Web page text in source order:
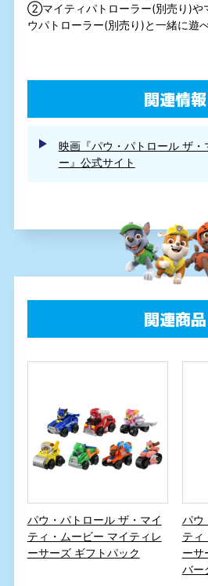
②マイティパトローラー(別売り)や
ウパトローラー(別売り)と一緒に遊
関連情報
映画『パウ・パトロール ザ・
ー』公式サイト
関連商品
パウ・パトロール ザ・マイ
ティ・ムービー マイティレ
ーサーズ ギフトパック
パウ
ティ
ーサ
バー